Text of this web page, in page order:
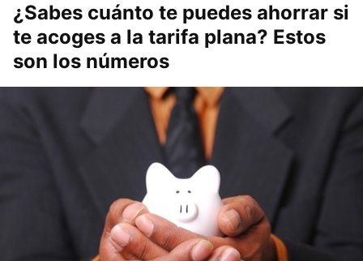
¿Sabes cuánto te puedes ahorrar si
te acoges a la tarifa plana? Estos
son los números